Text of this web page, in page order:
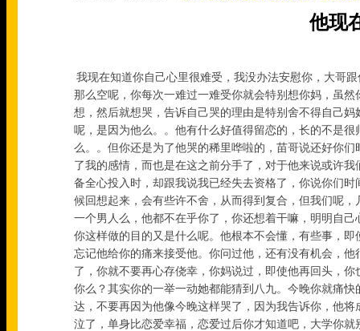
他现
我现在知道你自己心里很难受，我没办法安慰你，大哥
那么空呢，你每次一难过一难受你就会特别想你妈，虽
想，然后就想哭，告诉自己哭的理由是特别舍不得自己
呢，是因为他么。。他有什么好值得留恋的，长的不是
么。。但你还是为了他哭的稀里哗啦的，苗哥说还好你
了我的感情，而也是在这之前分手了，对于他来说或许
备全心投入时，却跟我说我已经失去资格了，你说你们
候回想起来，会有些许不舍，从而得到复合，但我们呢
一个男人么，他都不在乎你了，你还想着干嘛，明明自
你这样做的目的又是什么呢。他根本不会懂，有些事，
忘记他给你的痛来接受他。你问过他，还有没有机会，
了，你就不要再心存侥幸，你妈说过，即使他再回头，
你么？其实你的一举一动她都能猜到八九。今晚你就痛
达，不要再因为他像今晚这样哭了，因为我告诉你，他
泣了，单身比恋爱幸福，恋爱过后你才知道吧，大学你